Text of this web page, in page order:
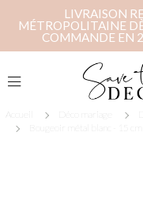
LIVRAISON
MÉTROPOLITAINE
COMMANDE EN
Accueil Déco mariage
Bougeoir métal blanc - 15 cm